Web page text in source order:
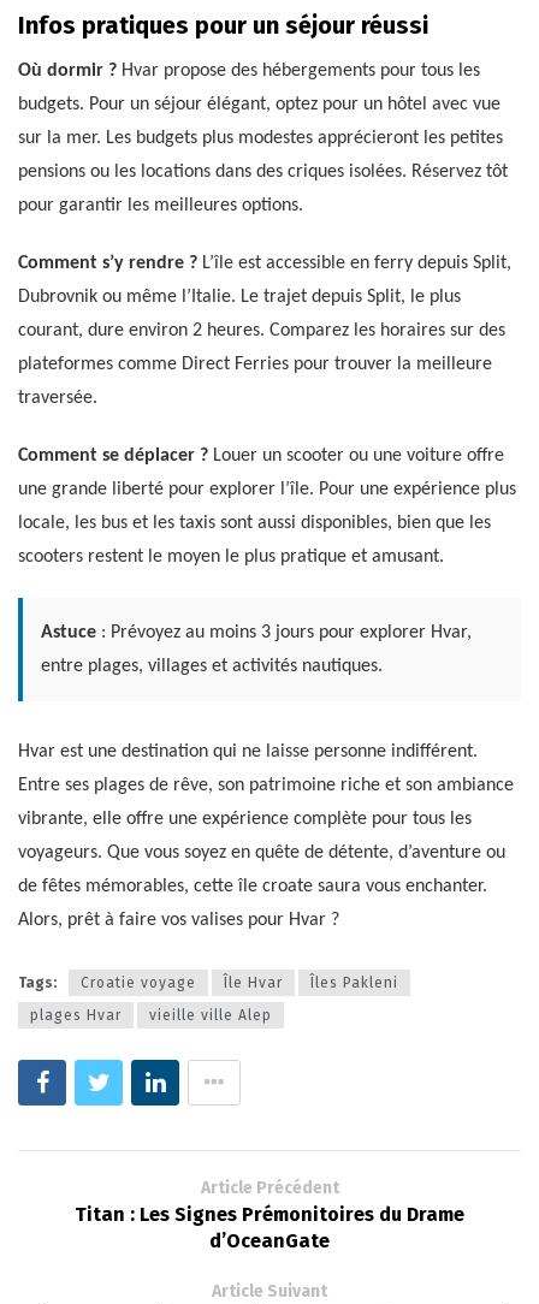
Infos pratiques pour un séjour réussi
Où dormir ? Hvar propose des hébergements pour tous les
budgets. Pour un séjour élégant, optez pour un hôtel avec vue
sur la mer. Les budgets plus modestes apprécieront les petites
pensions ou les locations dans des criques isolées. Réservez tôt
pour garantir les meilleures options.
Comment s’y rendre ? L’île est accessible en ferry depuis Split,
Dubrovnik ou même l’Italie. Le trajet depuis Split, le plus
courant, dure environ 2 heures. Comparez les horaires sur des
plateformes comme Direct Ferries pour trouver la meilleure
traversée.
Comment se déplacer ? Louer un scooter ou une voiture offre
une grande liberté pour explorer l’île. Pour une expérience plus
locale, les bus et les taxis sont aussi disponibles, bien que les
scooters restent le moyen le plus pratique et amusant.
Astuce : Prévoyez au moins 3 jours pour explorer Hvar,
entre plages, villages et activités nautiques.
Hvar est une destination qui ne laisse personne indifférent.
Entre ses plages de rêve, son patrimoine riche et son ambiance
vibrante, elle offre une expérience complète pour tous les
voyageurs. Que vous soyez en quête de détente, d’aventure ou
de fêtes mémorables, cette île croate saura vous enchanter.
Alors, prêt à faire vos valises pour Hvar ?
Tags: Croatie voyage Île Hvar
Îles Pakleni
plages Hvar
vieille ville Alep
Article Précédent
Titan : Les Signes Prémonitoires du Drame
d’OceanGate
Article Suivant